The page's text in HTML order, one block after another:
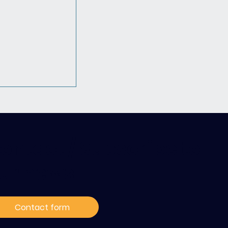
Saclay
: "Grâce à
Contact form